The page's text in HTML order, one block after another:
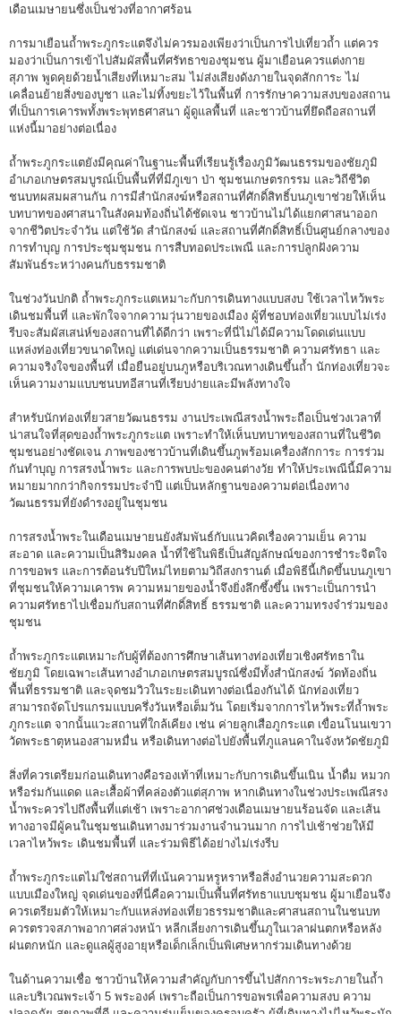
เดือนเมษายนซึ่งเป็นช่วงที่อากาศร้อน
การมาเยือนถ้ำพระภูกระแตจึงไม่ควรมองเพียงว่าเป็นการไปเที่ยวถ้ำ แต่ควร
มองว่าเป็นการเข้าไปสัมผัสพื้นที่ศรัทธาของชุมชน ผู้มาเยือนควรแต่งกาย
สุภาพ พูดคุยด้วยน้ำเสียงที่เหมาะสม ไม่ส่งเสียงดังภายในจุดสักการะ ไม่
เคลื่อนย้ายสิ่งของบูชา และไม่ทิ้งขยะไว้ในพื้นที่ การรักษาความสงบของสถาน
ที่เป็นการเคารพทั้งพระพุทธศาสนา ผู้ดูแลพื้นที่ และชาวบ้านที่ยึดถือสถานที่
แห่งนี้มาอย่างต่อเนื่อง
ถ้ำพระภูกระแตยังมีคุณค่าในฐานะพื้นที่เรียนรู้เรื่องภูมิวัฒนธรรมของชัยภูมิ
อำเภอเกษตรสมบูรณ์เป็นพื้นที่ที่มีภูเขา ป่า ชุมชนเกษตรกรรม และวิถีชีวิต
ชนบทผสมผสานกัน การมีสำนักสงฆ์หรือสถานที่ศักดิ์สิทธิ์บนภูเขาช่วยให้เห็น
บทบาทของศาสนาในสังคมท้องถิ่นได้ชัดเจน ชาวบ้านไม่ได้แยกศาสนาออก
จากชีวิตประจำวัน แต่ใช้วัด สำนักสงฆ์ และสถานที่ศักดิ์สิทธิ์เป็นศูนย์กลางของ
การทำบุญ การประชุมชุมชน การสืบทอดประเพณี และการปลูกฝังความ
สัมพันธ์ระหว่างคนกับธรรมชาติ
ในช่วงวันปกติ ถ้ำพระภูกระแตเหมาะกับการเดินทางแบบสงบ ใช้เวลาไหว้พระ
เดินชมพื้นที่ และพักใจจากความวุ่นวายของเมือง ผู้ที่ชอบท่องเที่ยวแบบไม่เร่ง
รีบจะสัมผัสเสน่ห์ของสถานที่ได้ดีกว่า เพราะที่นี่ไม่ได้มีความโดดเด่นแบบ
แหล่งท่องเที่ยวขนาดใหญ่ แต่เด่นจากความเป็นธรรมชาติ ความศรัทธา และ
ความจริงใจของพื้นที่ เมื่อยืนอยู่บนภูหรือบริเวณทางเดินขึ้นถ้ำ นักท่องเที่ยวจะ
เห็นความงามแบบชนบทอีสานที่เรียบง่ายและมีพลังทางใจ
สำหรับนักท่องเที่ยวสายวัฒนธรรม งานประเพณีสรงน้ำพระถือเป็นช่วงเวลาที่
น่าสนใจที่สุดของถ้ำพระภูกระแต เพราะทำให้เห็นบทบาทของสถานที่ในชีวิต
ชุมชนอย่างชัดเจน ภาพของชาวบ้านที่เดินขึ้นภูพร้อมเครื่องสักการะ การร่วม
กันทำบุญ การสรงน้ำพระ และการพบปะของคนต่างวัย ทำให้ประเพณีนี้มีความ
หมายมากกว่ากิจกรรมประจำปี แต่เป็นหลักฐานของความต่อเนื่องทาง
วัฒนธรรมที่ยังดำรงอยู่ในชุมชน
การสรงน้ำพระในเดือนเมษายนยังสัมพันธ์กับแนวคิดเรื่องความเย็น ความ
สะอาด และความเป็นสิริมงคล น้ำที่ใช้ในพิธีเป็นสัญลักษณ์ของการชำระจิตใจ
การขอพร และการต้อนรับปีใหม่ไทยตามวิถีสงกรานต์ เมื่อพิธีนี้เกิดขึ้นบนภูเขา
ที่ชุมชนให้ความเคารพ ความหมายของน้ำจึงยิ่งลึกซึ้งขึ้น เพราะเป็นการนำ
ความศรัทธาไปเชื่อมกับสถานที่ศักดิ์สิทธิ์ ธรรมชาติ และความทรงจำร่วมของ
ชุมชน
ถ้ำพระภูกระแตเหมาะกับผู้ที่ต้องการศึกษาเส้นทางท่องเที่ยวเชิงศรัทธาใน
ชัยภูมิ โดยเฉพาะเส้นทางอำเภอเกษตรสมบูรณ์ซึ่งมีทั้งสำนักสงฆ์ วัดท้องถิ่น
พื้นที่ธรรมชาติ และจุดชมวิวในระยะเดินทางต่อเนื่องกันได้ นักท่องเที่ยว
สามารถจัดโปรแกรมแบบครึ่งวันหรือเต็มวัน โดยเริ่มจากการไหว้พระที่ถ้ำพระ
ภูกระแต จากนั้นแวะสถานที่ใกล้เคียง เช่น ค่ายลูกเสือภูกระแต เขื่อนโนนเขวา
วัดพระธาตุหนองสามหมื่น หรือเดินทางต่อไปยังพื้นที่ภูแลนคาในจังหวัดชัยภูมิ
สิ่งที่ควรเตรียมก่อนเดินทางคือรองเท้าที่เหมาะกับการเดินขึ้นเนิน น้ำดื่ม หมวก
หรือร่มกันแดด และเสื้อผ้าที่คล่องตัวแต่สุภาพ หากเดินทางในช่วงประเพณีสรง
น้ำพระควรไปถึงพื้นที่แต่เช้า เพราะอากาศช่วงเดือนเมษายนร้อนจัด และเส้น
ทางอาจมีผู้คนในชุมชนเดินทางมาร่วมงานจำนวนมาก การไปเช้าช่วยให้มี
เวลาไหว้พระ เดินชมพื้นที่ และร่วมพิธีได้อย่างไม่เร่งรีบ
ถ้ำพระภูกระแตไม่ใช่สถานที่ที่เน้นความหรูหราหรือสิ่งอำนวยความสะดวก
แบบเมืองใหญ่ จุดเด่นของที่นี่คือความเป็นพื้นที่ศรัทธาแบบชุมชน ผู้มาเยือนจึง
ควรเตรียมตัวให้เหมาะกับแหล่งท่องเที่ยวธรรมชาติและศาสนสถานในชนบท
ควรตรวจสภาพอากาศล่วงหน้า หลีกเลี่ยงการเดินขึ้นภูในเวลาฝนตกหรือหลัง
ฝนตกหนัก และดูแลผู้สูงอายุหรือเด็กเล็กเป็นพิเศษหากร่วมเดินทางด้วย
ในด้านความเชื่อ ชาวบ้านให้ความสำคัญกับการขึ้นไปสักการะพระภายในถ้ำ
และบริเวณพระเจ้า 5 พระองค์ เพราะถือเป็นการขอพรเพื่อความสงบ ความ